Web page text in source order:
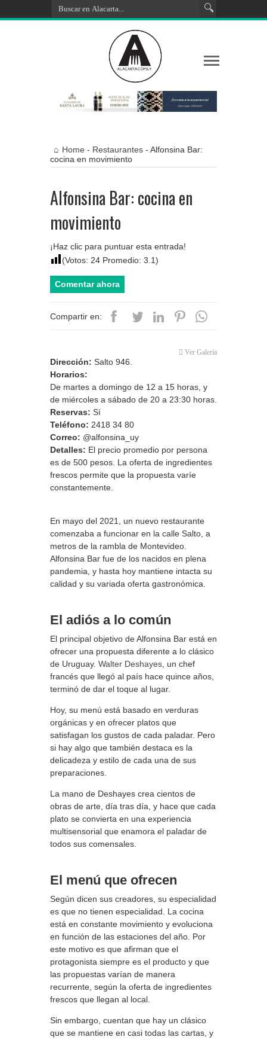
Home - Restaurantes - Alfonsina Bar:
cocina en movimiento
Alfonsina Bar: cocina en
movimiento
¡Haz clic para puntuar esta entrada!
(Votos: 24 Promedio: 3.1)
Comentar ahora
Compartir en:
Ver Galería
Dirección: Salto 946.
Horarios:
De martes a domingo de 12 a 15 horas, y
de miércoles a sábado de 20 a 23:30 horas.
Reservas: Sí
Teléfono: 2418 34 80
Correo: @alfonsina_uy
Detalles: El precio promedio por persona
es de 500 pesos. La oferta de ingredientes
frescos permite que la propuesta varíe
constantemente.
En mayo del 2021, un nuevo restaurante
comenzaba a funcionar en la calle Salto, a
metros de la rambla de Montevideo.
Alfonsina Bar fue de los nacidos en plena
pandemia, y hasta hoy mantiene intacta su
calidad y su variada oferta gastronómica.
El adiós a lo común
El principal objetivo de Alfonsina Bar está en
ofrecer una propuesta diferente a lo clásico
de Uruguay. Walter Deshayes , un chef
francés que llegó al país hace quince años,
terminó de dar el toque al lugar.
Hoy, su menú está basado en verduras
orgánicas y en ofrecer platos que
satisfagan los gustos de cada paladar. Pero
si hay algo que también destaca es la
delicadeza y estilo de cada una de sus
preparaciones.
La mano de Deshayes crea cientos de
obras de arte, día tras día, y hace que cada
plato se convierta en una experiencia
multisensorial que enamora el paladar de
todos sus comensales.
El menú que ofrecen
Según dicen sus creadores, su especialidad
es que no tienen especialidad. La cocina
está en constante movimiento y evoluciona
en función de las estaciones del año. Por
este motivo es que afirman que el
protagonista siempre es el producto y que
las propuestas varían de manera
recurrente, según la oferta de ingredientes
frescos que llegan al local.
Sin embargo, cuentan que hay un clásico
que se mantiene en casi todas las cartas, y